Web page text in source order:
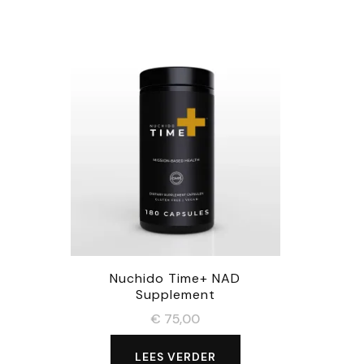
Nuchido Time+ NAD
Supplement
€ 75,00
LEES VERDER